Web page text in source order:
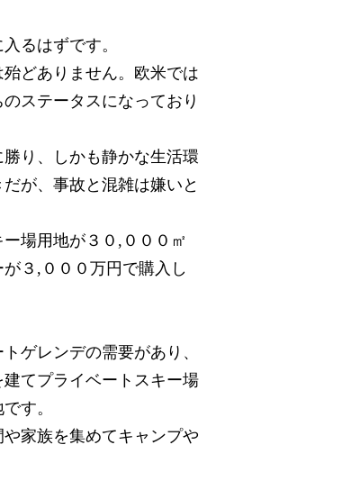
るはずです。
どありません。欧米では
ステータスになっており
り、しかも静かな生活環
が、事故と混雑は嫌いと
場用地が３０,０００ ㎡
が ３,０００万円で購入し
ゲレンデの需要があり、
てプライベートスキー場
す。
家族を集めてキャンプや